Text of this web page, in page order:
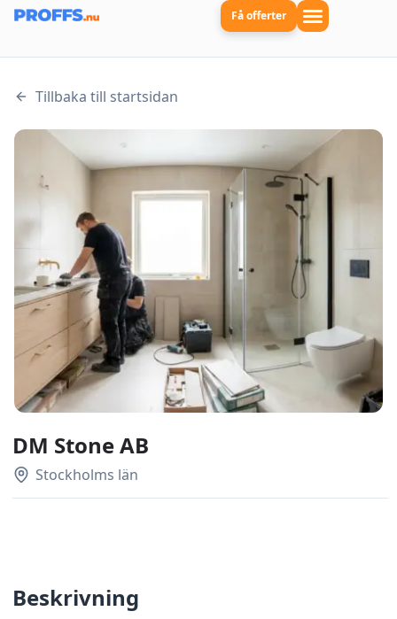
Få offerter
Tillbaka till startsidan
DM Stone AB
Stockholms län
Beskrivning